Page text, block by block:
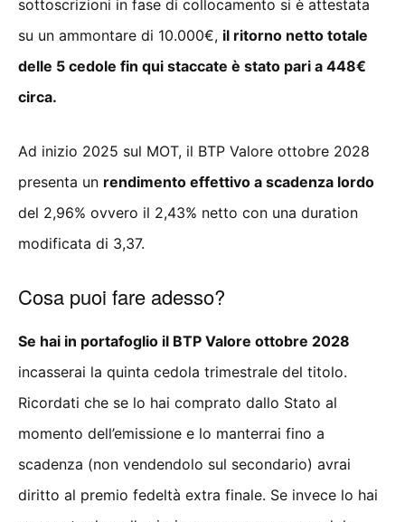
sottoscrizioni in fase di collocamento si è attestata
su un ammontare di 10.000€, il ritorno netto totale
delle 5 cedole fin qui staccate è stato pari a 448€
circa.
Ad inizio 2025 sul MOT, il BTP Valore ottobre 2028
presenta un rendimento effettivo a scadenza lordo
del 2,96% ovvero il 2,43% netto con una duration
modificata di 3,37.
Cosa puoi fare adesso?
Se hai in portafoglio il BTP Valore ottobre 2028
incasserai la quinta cedola trimestrale del titolo.
Ricordati che se lo hai comprato dallo Stato al
momento dell’emissione e lo manterrai fino a
scadenza (non vendendolo sul secondario) avrai
diritto al premio fedeltà extra finale. Se invece lo hai